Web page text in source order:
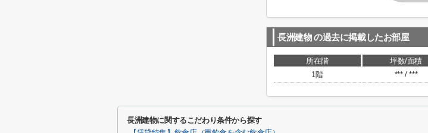
長洲建物 の過去に掲載したお部屋
所在階 坪数/面積
1階
*** / ***
長洲建物に関するこだわり条件から探す